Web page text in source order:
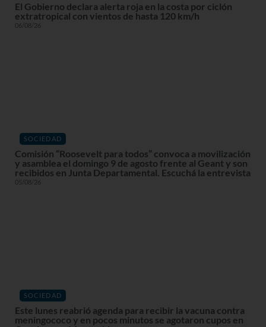
El Gobierno declara alerta roja en la costa por ciclón
extratropical con vientos de hasta 120 km/h
06/08/26
SOCIEDAD
Comisión “Roosevelt para todos” convoca a movilización
y asamblea el domingo 9 de agosto frente al Geant y son
recibidos en Junta Departamental. Escuchá la entrevista
05/08/26
SOCIEDAD
Este lunes reabrió agenda para recibir la vacuna contra
meningococo y en pocos minutos se agotaron cupos en